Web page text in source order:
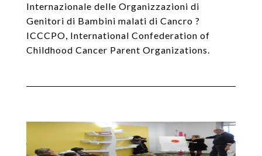
Internazionale delle Organizzazioni di
Genitori di Bambini malati di Cancro ?
ICCCPO, International Confederation of
Childhood Cancer Parent Organizations.